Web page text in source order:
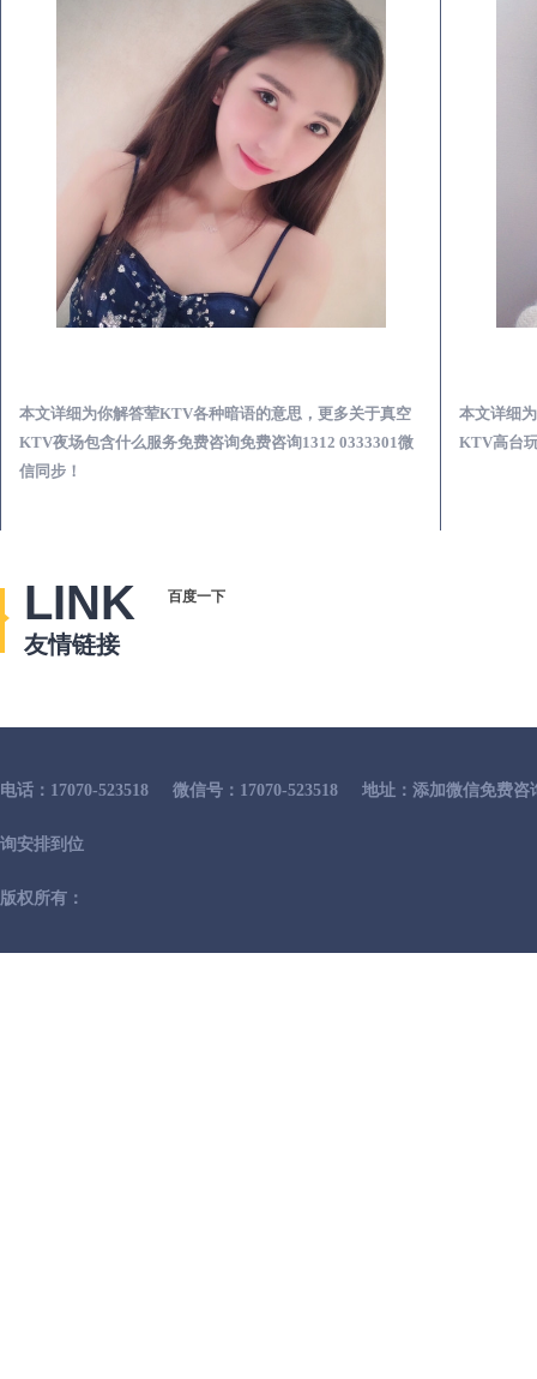
本文详细为你解答荤KTV各种暗语的意思，更多关于真空
KTV夜场包含什么服务免费咨询免费咨询1312 0333301微
信同步！
本文详细
KTV高台
LINK
友情链接
百度一下
电话：17070-523518 微信号：17070-523518 地址：添加微信免费
询安排到位
版权所有：